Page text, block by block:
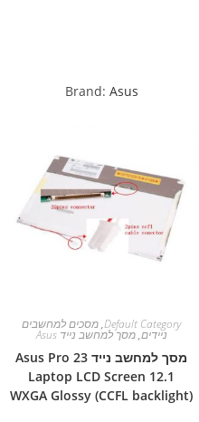
Brand: Asus
Default Category
,מסכים למחשבים
ניידים,מסך למחשב נייד Asus
מסך למחשב נייד Asus Pro 23
Laptop LCD Screen 12.1
WXGA Glossy (CCFL backlight)